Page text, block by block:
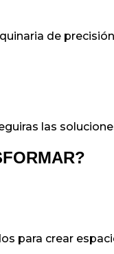
de
las
para crear